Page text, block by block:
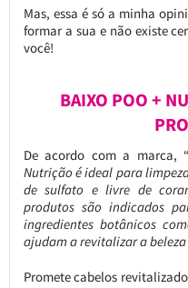
Mas, essa é só a minha
formar a sua e não existe
você!
BAIXO POO +
De acordo com a marca, “
Nutrição é ideal para
de sulfato e livre de
produtos são indicados
ingredientes botânicos
ajudam a revitalizar a
Promete cabelos